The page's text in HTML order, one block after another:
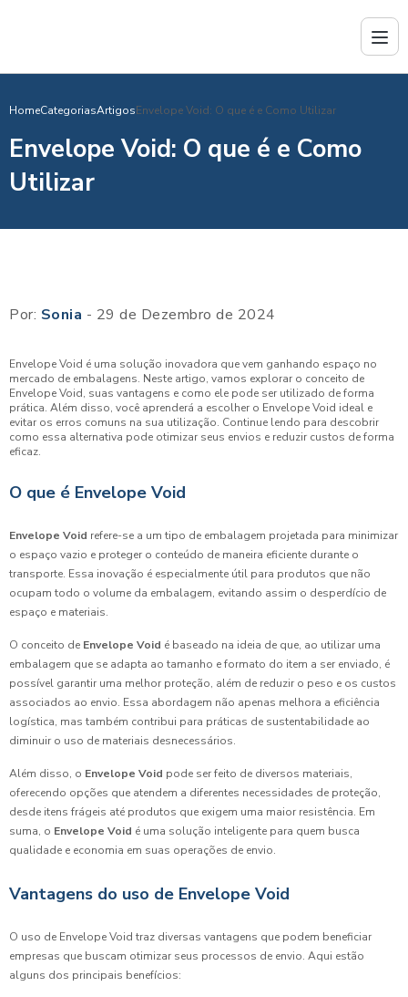
HomeCategoriasArtigosEnvelope Void: O que é e Como Utilizar
Envelope Void: O que é e Como
Utilizar
Por: Sonia - 29 de Dezembro de 2024
Envelope Void é uma solução inovadora que vem ganhando espaço no
mercado de embalagens. Neste artigo, vamos explorar o conceito de
Envelope Void, suas vantagens e como ele pode ser utilizado de forma
prática. Além disso, você aprenderá a escolher o Envelope Void ideal e
evitar os erros comuns na sua utilização. Continue lendo para descobrir
como essa alternativa pode otimizar seus envios e reduzir custos de forma
eficaz.
O que é Envelope Void
Envelope Void refere-se a um tipo de embalagem projetada para minimizar
o espaço vazio e proteger o conteúdo de maneira eficiente durante o
transporte. Essa inovação é especialmente útil para produtos que não
ocupam todo o volume da embalagem, evitando assim o desperdício de
espaço e materiais.
O conceito de Envelope Void é baseado na ideia de que, ao utilizar uma
embalagem que se adapta ao tamanho e formato do item a ser enviado, é
possível garantir uma melhor proteção, além de reduzir o peso e os custos
associados ao envio. Essa abordagem não apenas melhora a eficiência
logística, mas também contribui para práticas de sustentabilidade ao
diminuir o uso de materiais desnecessários.
Além disso, o Envelope Void pode ser feito de diversos materiais,
oferecendo opções que atendem a diferentes necessidades de proteção,
desde itens frágeis até produtos que exigem uma maior resistência. Em
suma, o Envelope Void é uma solução inteligente para quem busca
qualidade e economia em suas operações de envio.
Vantagens do uso de Envelope Void
O uso de Envelope Void traz diversas vantagens que podem beneficiar
empresas que buscam otimizar seus processos de envio. Aqui estão
alguns dos principais benefícios: